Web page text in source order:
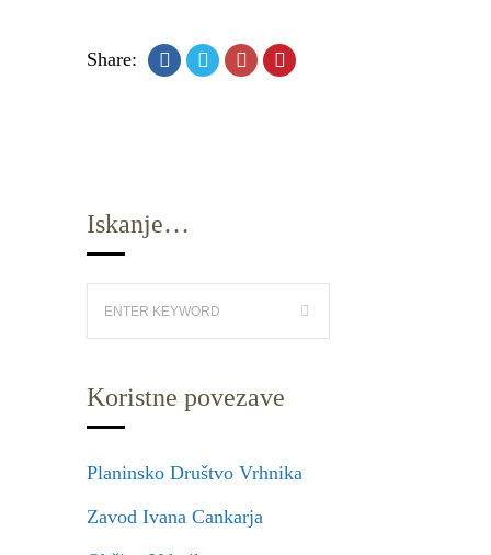
Share:
Iskanje…
Koristne povezave
Planinsko Društvo Vrhnika
Zavod Ivana Cankarja